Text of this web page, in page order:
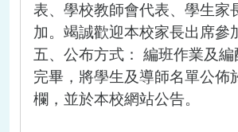
表、學校教師會代表、學生家
加。竭誠歡迎本校家長出席參
五、公布方式： 編班作業及
完畢，將學生及導師名單公佈
欄，並於本校網站公告。